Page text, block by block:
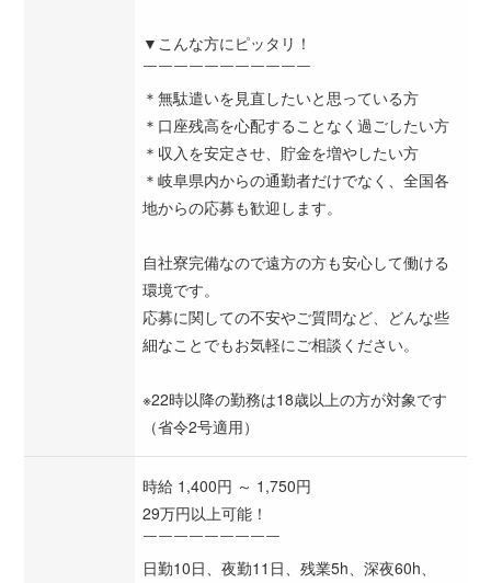
▼こんな方にピッタリ！
￣￣￣￣￣￣￣￣￣￣￣
＊無駄遣いを見直したいと思っている方
＊口座残高を心配することなく過ごしたい方
＊収入を安定させ、貯金を増やしたい方
＊岐阜県内からの通勤者だけでなく、全国各
地からの応募も歓迎します。
自社寮完備なので遠方の方も安心して働ける
環境です。
応募に関しての不安やご質問など、どんな些
細なことでもお気軽にご相談ください。
※22時以降の勤務は18歳以上の方が対象です
（省令2号適用）
時給 1,400円 ～ 1,750円
29万円以上可能！
￣￣￣￣￣￣￣￣￣
日勤10日、夜勤11日、残業5h、深夜60h、